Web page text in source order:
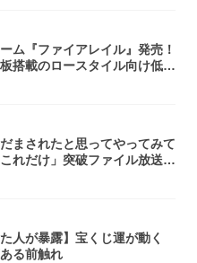
ム『ファイアレイル』発売！
搭載のロースタイル向け低型
まされたと思ってやってみて
これだけ」突破ファイル放送で
た人が暴露】宝くじ運が動く
る前触れ